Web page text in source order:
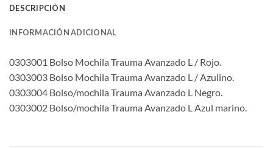
DESCRIPCIÓN
INFORMACIÓN ADICIONAL
0303001 Bolso Mochila Trauma Avanzado L / Rojo.
0303003 Bolso Mochila Trauma Avanzado L / Azulino.
0303004 Bolso/mochila Trauma Avanzado L Negro.
0303002 Bolso/mochila Trauma Avanzado L Azul marino.